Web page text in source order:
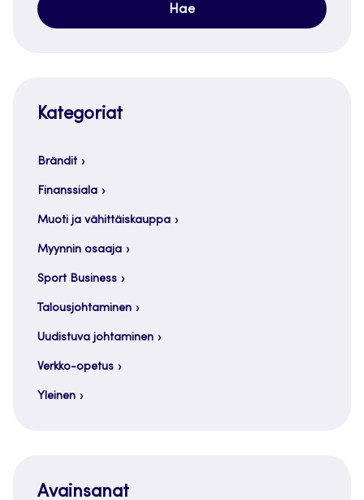
Kategoriat
Brändit
Finanssiala
Muoti ja vähittäiskauppa
Myynnin osaaja
Sport Business
Talousjohtaminen
Uudistuva johtaminen
Verkko-opetus
Yleinen
Avainsanat